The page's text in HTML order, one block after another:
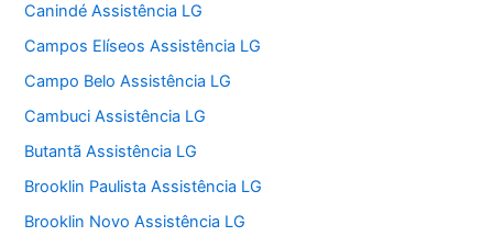
Canindé Assistência LG
Campos Elíseos Assistência LG
Campo Belo Assistência LG
Cambuci Assistência LG
Butantã Assistência LG
Brooklin Paulista Assistência LG
Brooklin Novo Assistência LG